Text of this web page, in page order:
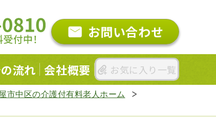
お問い合わせ
流れ 会社概要 お気に入り一覧
市中区の介護付有料老人ホーム